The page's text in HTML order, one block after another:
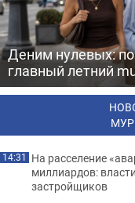
Деним нулевых:
главный летний
14:31 На расселение
миллиардов:
застройщиков